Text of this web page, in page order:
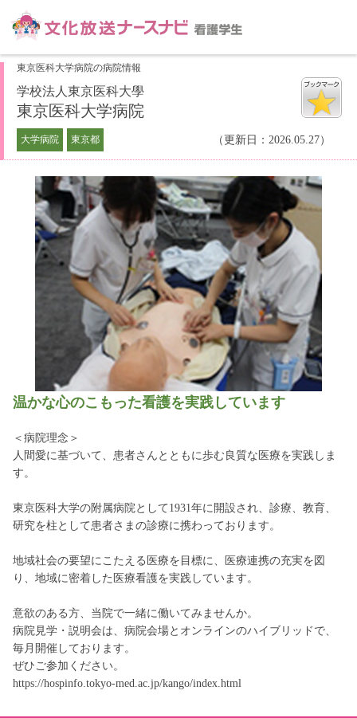
東京医科大学病院の病院情報
学校法人東京医科大學
東京医科大学病院
大学病院 東京都 （更新日：2026.05.27）
温かな心のこもった看護を実践しています
＜病院理念＞
人間愛に基づいて、患者さんとともに歩む良質な医療を実践しま
す。
東京医科大学の附属病院として1931年に開設され、診療、教育、
研究を柱として患者さまの診療に携わっております。
地域社会の要望にこたえる医療を目標に、医療連携の充実を図
り、地域に密着した医療看護を実践しています。
意欲のある方、当院で一緒に働いてみませんか。
病院見学・説明会は、病院会場とオンラインのハイブリッドで、
毎月開催しております。
ぜひご参加ください。
https://hospinfo.tokyo-med.ac.jp/kango/index.html